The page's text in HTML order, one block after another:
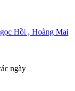
Hồi , Hoàng Mai
ngày